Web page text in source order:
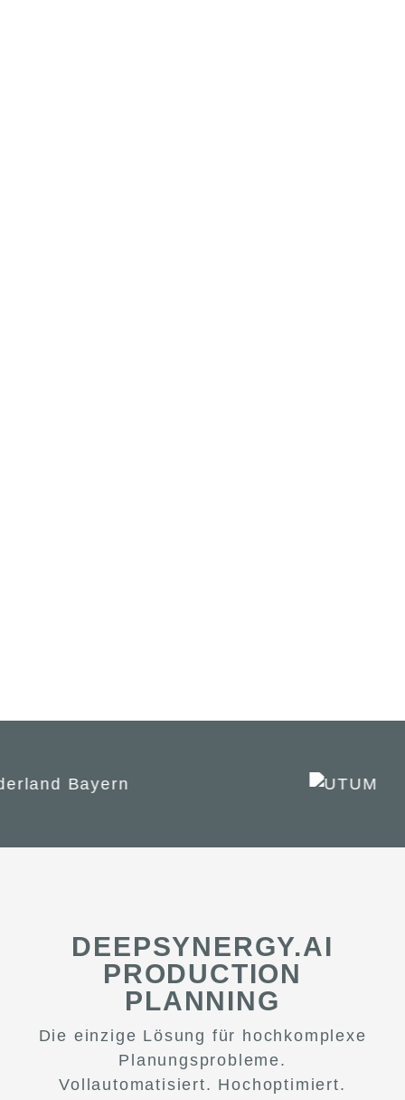
DEEPSYNERGY.AI
PRODUCTION
PLANNING
Die einzige Lösung für hochkomplexe
Planungsprobleme.
Vollautomatisiert. Hochoptimiert.